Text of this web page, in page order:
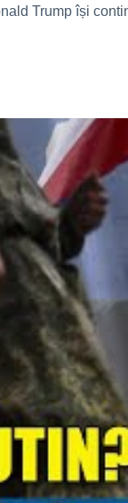
Trump își